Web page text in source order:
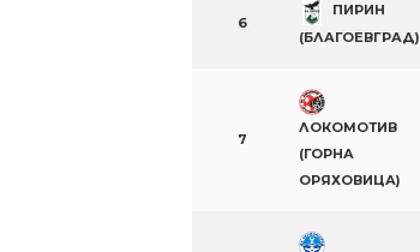
6
ПИРИН
(БЛАГОЕВГРАД)
7
ЛОКОМОТИВ
(ГОРНА
ОРЯХОВИЦА)